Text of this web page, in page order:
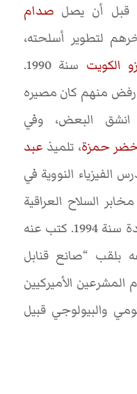
قبل أن يصل صدام
لتطوير أسلحته،
الكويت
سنة 1990.
منهم كان مصيره
انشق البعض، وفي
حمزة، تلميذ عبد
الفيزياء النووية في
السلاح العراقية
حتى هروبه إلى الولايات المتحدة سنة 1994. كتب عنه
بلقب “صانع قنابل
الأميركيين
والبيولوجي قبيل